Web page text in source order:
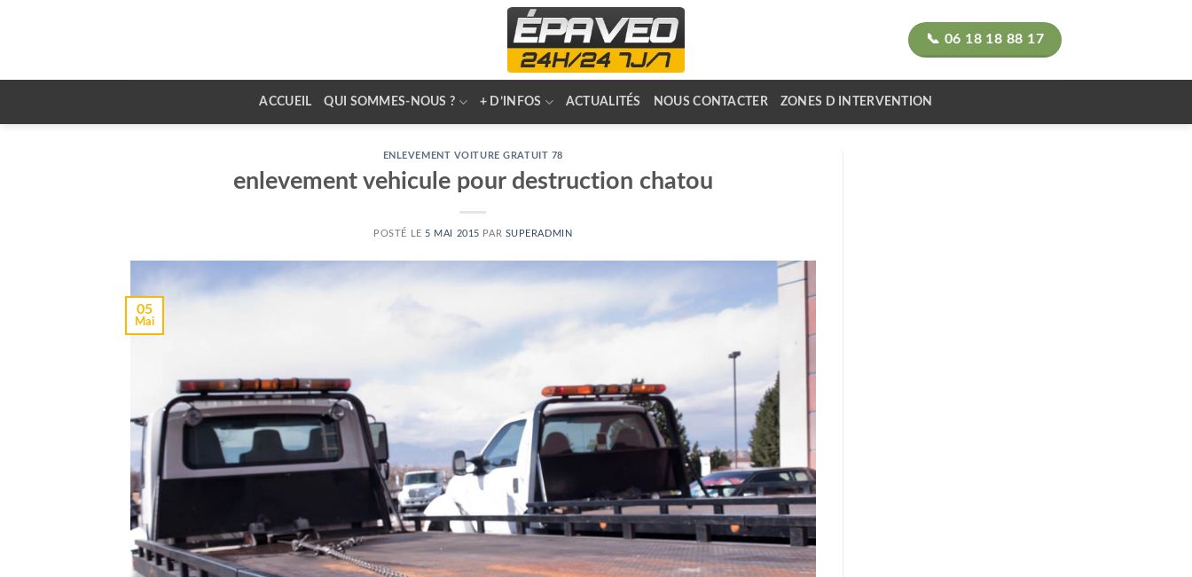
📞 06 18 18 88 17
ACCUEIL QUI SOMMES-NOUS ? + D’INFOS ACTUALITÉS NOUS CONTACTER ZONES D INTERVENTION
ENLEVEMENT VOITURE GRATUIT 78
enlevement vehicule pour destruction chatou
POSTÉ LE 5 MAI 2015 PAR SUPERADMIN
05
Mai